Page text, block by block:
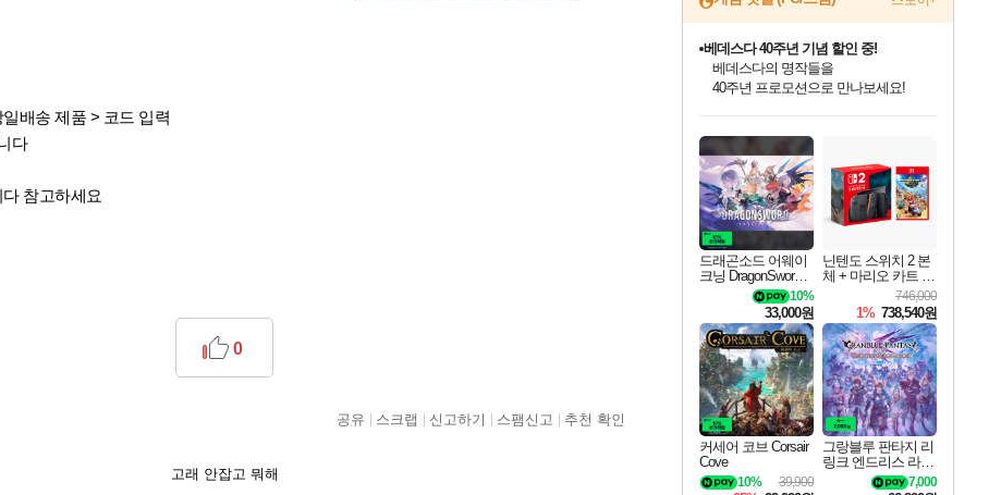
배송 제품 > 코드 입력
다
참고하세요
0
공유 스크랩 신고하기 스팸신고 추천 확인
고래 안잡고 뭐해
최대 90% 할인가를 만나보세요!
네이버혜택과 함께 만나보세요!
50%할인&추가 적립까지!
이니&베니 혜택까지!
네이버 혜택가와 함께 예약하세요!
할인&네이버혜택으로 만나보세요!
네이버페이 혜택과 만나보세요!
베데스다 40주년 기념 할인 중!
베데스다의 명작들을
40주년 프로모션으로 만나보세요!
네이버 포인트 혜택까지!
할인가에 만나보세요!
일부 에디션 상시 할인!
혜택으로 예약 판매 중
편안하게 충전하세요
드래곤소드 어웨이
크닝 DragonSword A
10%
33,000원
닌텐도 스위치 2 본
체 + 마리오 카트 월
746,000
1% 738,540원
커세어 코브 Corsair
Cove
39,900
10%
그랑블루 판타지 리
링크 엔드리스 라그
나로크 Granblue Fa
7,000